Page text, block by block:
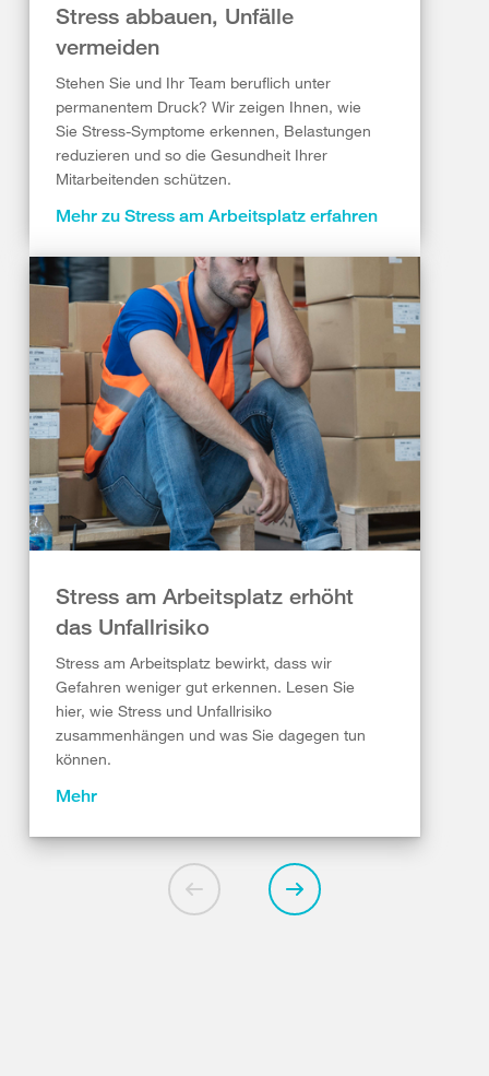
Stress abbauen, Unfälle
vermeiden
Stehen Sie und Ihr Team beruflich unter
permanentem Druck? Wir zeigen Ihnen, wie
Sie Stress-Symptome erkennen, Belastungen
reduzieren und so die Gesundheit Ihrer
Mitarbeitenden schützen.
Mehr zu Stress am Arbeitsplatz erfahren
Stress am Arbeitsplatz erhöht
das Unfallrisiko
Stress am Arbeitsplatz bewirkt, dass wir
Gefahren weniger gut erkennen. Lesen Sie
hier, wie Stress und Unfallrisiko
zusammenhängen und was Sie dagegen tun
können.
Mehr